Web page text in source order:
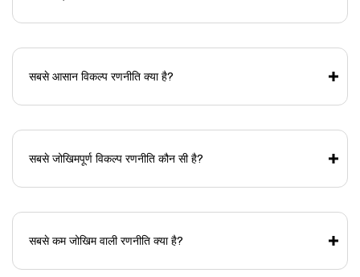
सबसे आसान विकल्प रणनीति क्या है?
सबसे जोखिमपूर्ण विकल्प रणनीति कौन सी है?
सबसे कम जोखिम वाली रणनीति क्या है?